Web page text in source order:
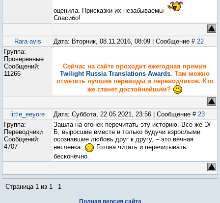
оценила. Присказки их незабываемы
Спасибо!
Rara-avis Дата: Вторник, 08.11.2016, 08:09 | Сообщение # 22
Группа:
Проверенные
Сообщений:
11266
Сейчас на сайте проходит ежегодная премия
Twilight Russia Translations Awards. Там можно
отметить лучшие переводы и переводчиков. Кто
же станет достойнейшим?
little_eeyore Дата: Суббота, 22.05.2021, 23:56 | Сообщение # 23
Группа:
Переводчики
Сообщений:
4707
Зашла на огонек перечитать эту историю. Все же Э/
Б, выросшие вместе и только будучи взрослыми
осознавшие любовь друг к другу, – это вечная
нетленка.
Готова читать и перечитывать
бесконечно.
Страница 1 из 1 1
Полная версия сайта